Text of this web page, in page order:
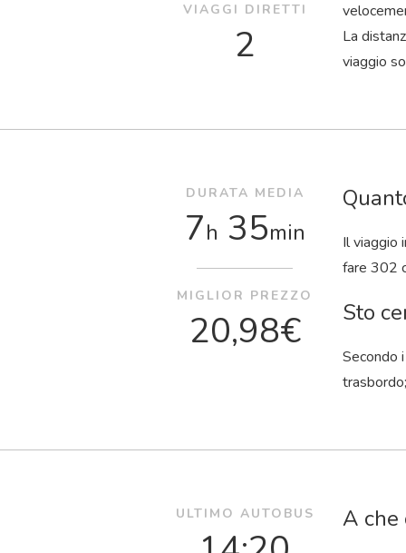
La
viaggio
VIAGGI DIRETTI
2
Il viaggio
fare 302
Sto
Secondo
DURATA MEDIA
7h 35min
MIGLIOR PREZZO
20,98€
A
ULTIMO AUTOBUS